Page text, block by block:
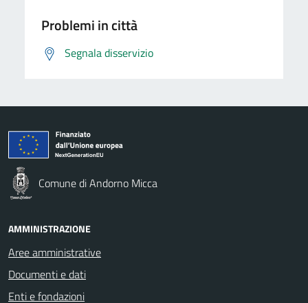
Problemi in città
Segnala disservizio
Comune di Andorno Micca
AMMINISTRAZIONE
Aree amministrative
Documenti e dati
Enti e fondazioni